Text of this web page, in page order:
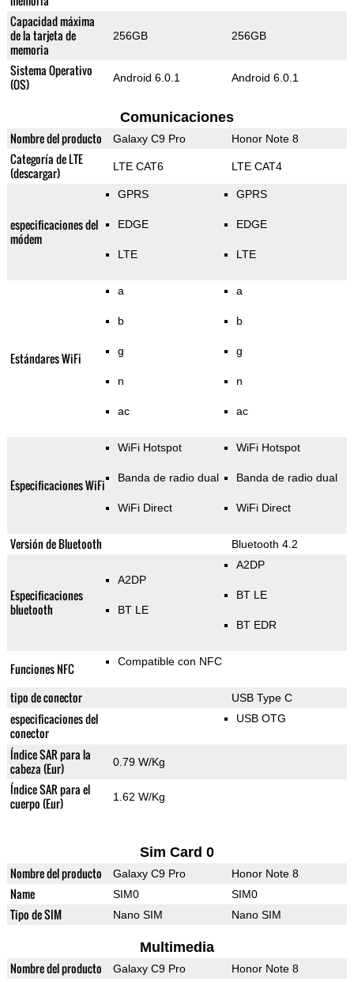
Capacidad máxima
de la tarjeta de
memoria
256GB 256GB
Sistema Operativo
(OS)
Android 6.0.1 Android 6.0.1
Comunicaciones
Nombre del producto Galaxy C9 Pro Honor Note 8
Categoría de LTE
(descargar)
LTE CAT6 LTE CAT4
especificaciones del
módem
GPRS
EDGE
LTE
GPRS
EDGE
LTE
Estándares WiFi
a
b
g
n
ac
a
b
g
n
ac
Especificaciones WiFi
WiFi Hotspot
Banda de radio dual
WiFi Direct
WiFi Hotspot
Banda de radio dual
WiFi Direct
Versión de Bluetooth Bluetooth 4.2
Especificaciones
bluetooth
A2DP
BT LE
A2DP
BT LE
BT EDR
Funciones NFC Compatible con NFC
tipo de conector USB Type C
especificaciones del
conector
USB OTG
Índice SAR para la
cabeza (Eur)
0.79 W/Kg
Índice SAR para el
cuerpo (Eur)
1.62 W/Kg
Sim Card 0
Nombre del producto Galaxy C9 Pro Honor Note 8
Name SIM0 SIM0
Tipo de SIM Nano SIM Nano SIM
Multimedia
Nombre del producto Galaxy C9 Pro Honor Note 8